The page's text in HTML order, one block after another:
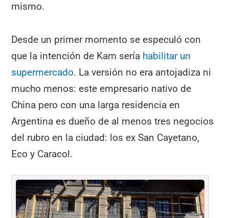
mismo.
Desde un primer momento se especuló con
que la intención de Kam sería habilitar un
supermercado. La versión no era antojadiza ni
mucho menos: este empresario nativo de
China pero con una larga residencia en
Argentina es dueño de al menos tres negocios
del rubro en la ciudad: los ex San Cayetano,
Eco y Caracol.